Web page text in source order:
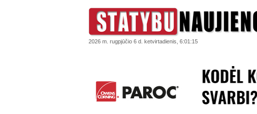
2026 m. rugpjūčio 6 d. ketvirtadienis, 6:01:15